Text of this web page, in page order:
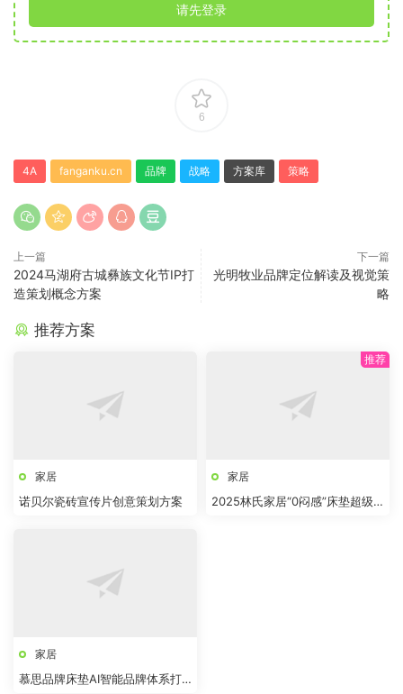
请先登录
6
4A fanganku.cn 品牌 战略 方案库 策略
上一篇
2024马湖府古城彝族文化节IP打
造策划概念方案
下一篇
光明牧业品牌定位解读及视觉策
略
推荐方案
家居
诺贝尔瓷砖宣传片创意策划方案
家居
2025林氏家居“0闷感”床垫超级
家居
慕思品牌床垫AI智能品牌体系打